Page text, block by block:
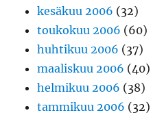
kesäkuu 2006 (32)
toukokuu 2006 (60)
huhtikuu 2006 (37)
maaliskuu 2006 (40)
helmikuu 2006 (38)
tammikuu 2006 (32)